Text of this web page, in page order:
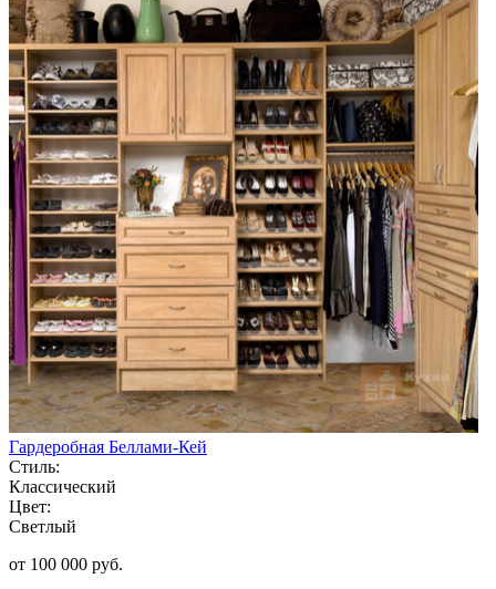
Гардеробная Беллами-Кей
Стиль:
Классический
Цвет:
Светлый
от 100 000 руб.